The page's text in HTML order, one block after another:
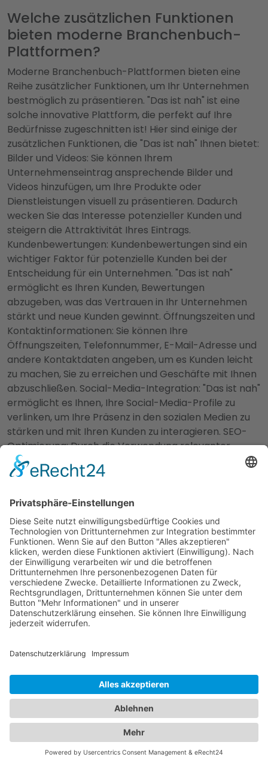
Welche zusätzlichen Funktionen
bieten moderne Branchenbuch-
Plattformen?
Moderne Branchenbuch-Plattformen bieten eine
Reihe zusätzlicher Funktionen, um Ihr Unternehmen
bestmöglich zu präsentieren. "Das ist nah" ist eine
solche innovative Plattform, die perfekt auf Ihre
Bedürfnisse zugeschnitten ist! Hier sind einige der
zusätzlichen Funktionen, die "Das ist nah" Ihnen bietet:
Bilder und Videos: Sie können Ihrem
Unternehmenseintrag ansprechende Bilder und
Videos hinzufügen, um Ihre Produkte oder
Dienstleistungen visuell zu präsentieren. Dadurch
wecken Sie das Interesse potenzieller Kunden und
steigern die Attraktivität Ihres Eintrags.
Kundenbewertungen: Kundenbewertungen sind ein
wichtiger Faktor für potenzielle Kunden bei der
Entscheidung für ein Unternehmen. "Das ist nah"
ermöglicht es Ihren Kunden, Bewertungen
abzugeben, was das Vertrauen in Ihr Unternehmen
stärkt und neue Kunden gewinnt. Öffnungszeiten und
Kontaktinformationen: Sie können Ihre
Öffnungszeiten, Telefonnummer, E-Mail-Adresse und
andere Kontaktdaten angeben, um es Kunden leicht
zu machen, Sie zu erreichen und Geschäfte mit Ihnen
abzuschließen. Social-Media-Integration: "Das ist nah"
ermöglicht es Ihnen, Ihre Social-Media-Profile zu
verlinken, um Ihre Präsenz in den sozialen Medien zu
stärken und mit Ihren Kunden zu interagieren. SEO-
Optimierung: Durch die Verwendung relevanter
Keywords und optimierter Inhalte sorgt "Das ist nah"
dafür, dass Ihr Unternehmenseintrag in den
somit leicht gefunden wird. Profitieren Sie von den
zusätzlichen Funktionen und Vorteilen, die "Das ist
nah" als moderne Branchenbuch-Plattform bietet.
Tragen Sie Ihr Unternehmen noch heute bei uns ein
und erreichen Sie neue Kunden auf innovative und
effektive Weise!
Branchenbuch online Chemnitz
- Verwenden Sie unser
um die passenden Angebote für
Ihre Bedürfnisse zu erhalten
Unser Online-Branchenbuch Chemnitz ist die ideale
Plattform, um lokale Unternehmen und
Dienstleistungen in Chemnitz schnell und einfach zu
finden. Mit unserem benutzerfreundlichen
Branchenbuch online Chemnitz haben Sie die